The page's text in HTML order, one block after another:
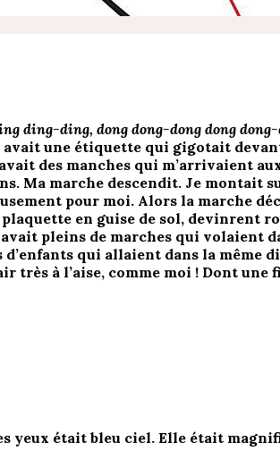
ding-ding, dong dong-dong dong dong-
une étiquette qui gigotait
des manches qui m’arrivaient
Ma marche descendit. Je montait
pour moi. Alors la marche
en guise de sol, devinrent
pleins de marches qui volaient
qui allaient dans la même
très à l’aise, comme moi ! Dont
yeux était bleu ciel. Elle était